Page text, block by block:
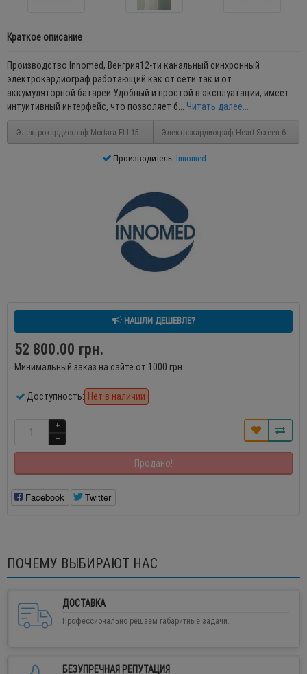
Краткое описание
Производство Innomed, Венгрия12-ти канальный синхронный
электрокардиограф работающий как от сети так и от
аккумуляторной батареи.Удобный и простой в эксплуатации, имеет
интуитивный интерфейс, что позволяет б... Читать далее...
Электрокардиограф Mortara ELI 150с Электрокардиограф Heart Screen 60G
Производитель: Innomed
НАШЛИ ДЕШЕВЛЕ?
52 800.00 грн.
Минимальный заказ на сайте от 1000 грн.
Доступность: Нет в наличии
Продано!
Facebook Twitter
ПОЧЕМУ ВЫБИРАЮТ НАС
ДОСТАВКА
Профессионально решаем габаритные задачи.
БЕЗУПРЕЧНАЯ РЕПУТАЦИЯ